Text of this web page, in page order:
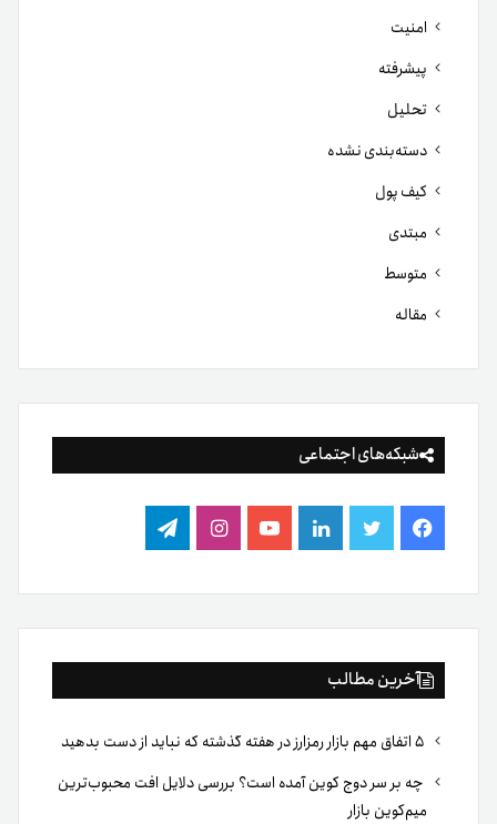
امنیت
پیشرفته
تحلیل
دسته‌بندی نشده
کیف پول
مبتدی
متوسط
مقاله
شبکه‌های اجتماعی
فیس
بوک
توییتر لینکدینیوتیوباینستاگرام
تلگرام
آخرین مطالب
چه بر سر دوج کوین آمده است؟ بررسی دلایل افت محبوب‌ترین
میم‌کوین بازار